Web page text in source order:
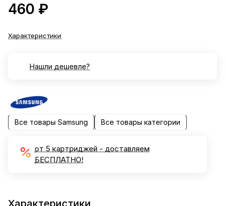
460 ₽
Характеристики
Нашли дешевле?
Все товары Samsung Все товары категории
от 5 картриджей - доставляем
БЕСПЛАТНО!
Характеристики